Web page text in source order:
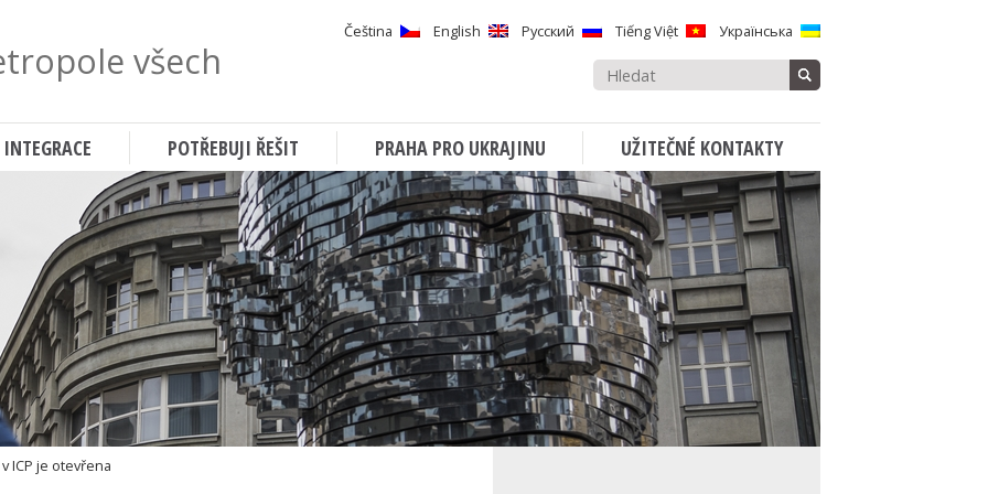
všech
Čeština English Русский Tiếng Việt Українська
POTŘEBUJI ŘEŠIT PRAHA PRO UKRAJINU UŽITEČNÉ KONTAKTY
ICP je otevřena